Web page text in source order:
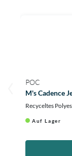
POC
M's Cadence
Recyceltes
Auf Lager